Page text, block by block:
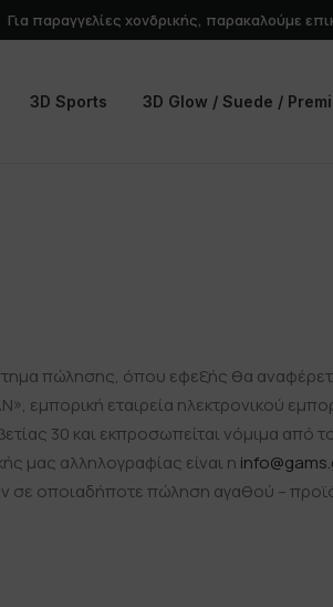
Για παραγγελίες χονδρικής, παρακαλούμε
3D Sports 3D Glow / Suede /
πώλησης, όπου εφεξής θα
εμπορική εταιρεία ηλεκτρονικού
30 και εκπροσωπείται νόμιμα
μας αλληλογραφίας είναι η
σε οποιαδήποτε πώληση αγαθού –